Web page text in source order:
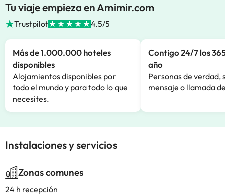
Tu viaje empieza en Amimir.com
Trustpilot 4.5/5
Más de 1.000.000 hoteles
disponibles
Alojamientos disponibles por
todo el mundo y para todo lo que
necesites.
Contigo 24/7 los
año
Personas de verdad,
mensaje o llamada
Instalaciones y servicios
Zonas comunes
24 h recepción